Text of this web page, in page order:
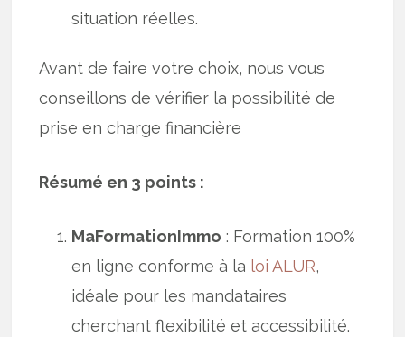
situation réelles.
Avant de faire votre choix, nous vous
conseillons de vérifier la possibilité de
prise en charge financière
Résumé en 3 points :
MaFormationImmo : Formation 100%
en ligne conforme à la loi ALUR,
idéale pour les mandataires
cherchant flexibilité et accessibilité.